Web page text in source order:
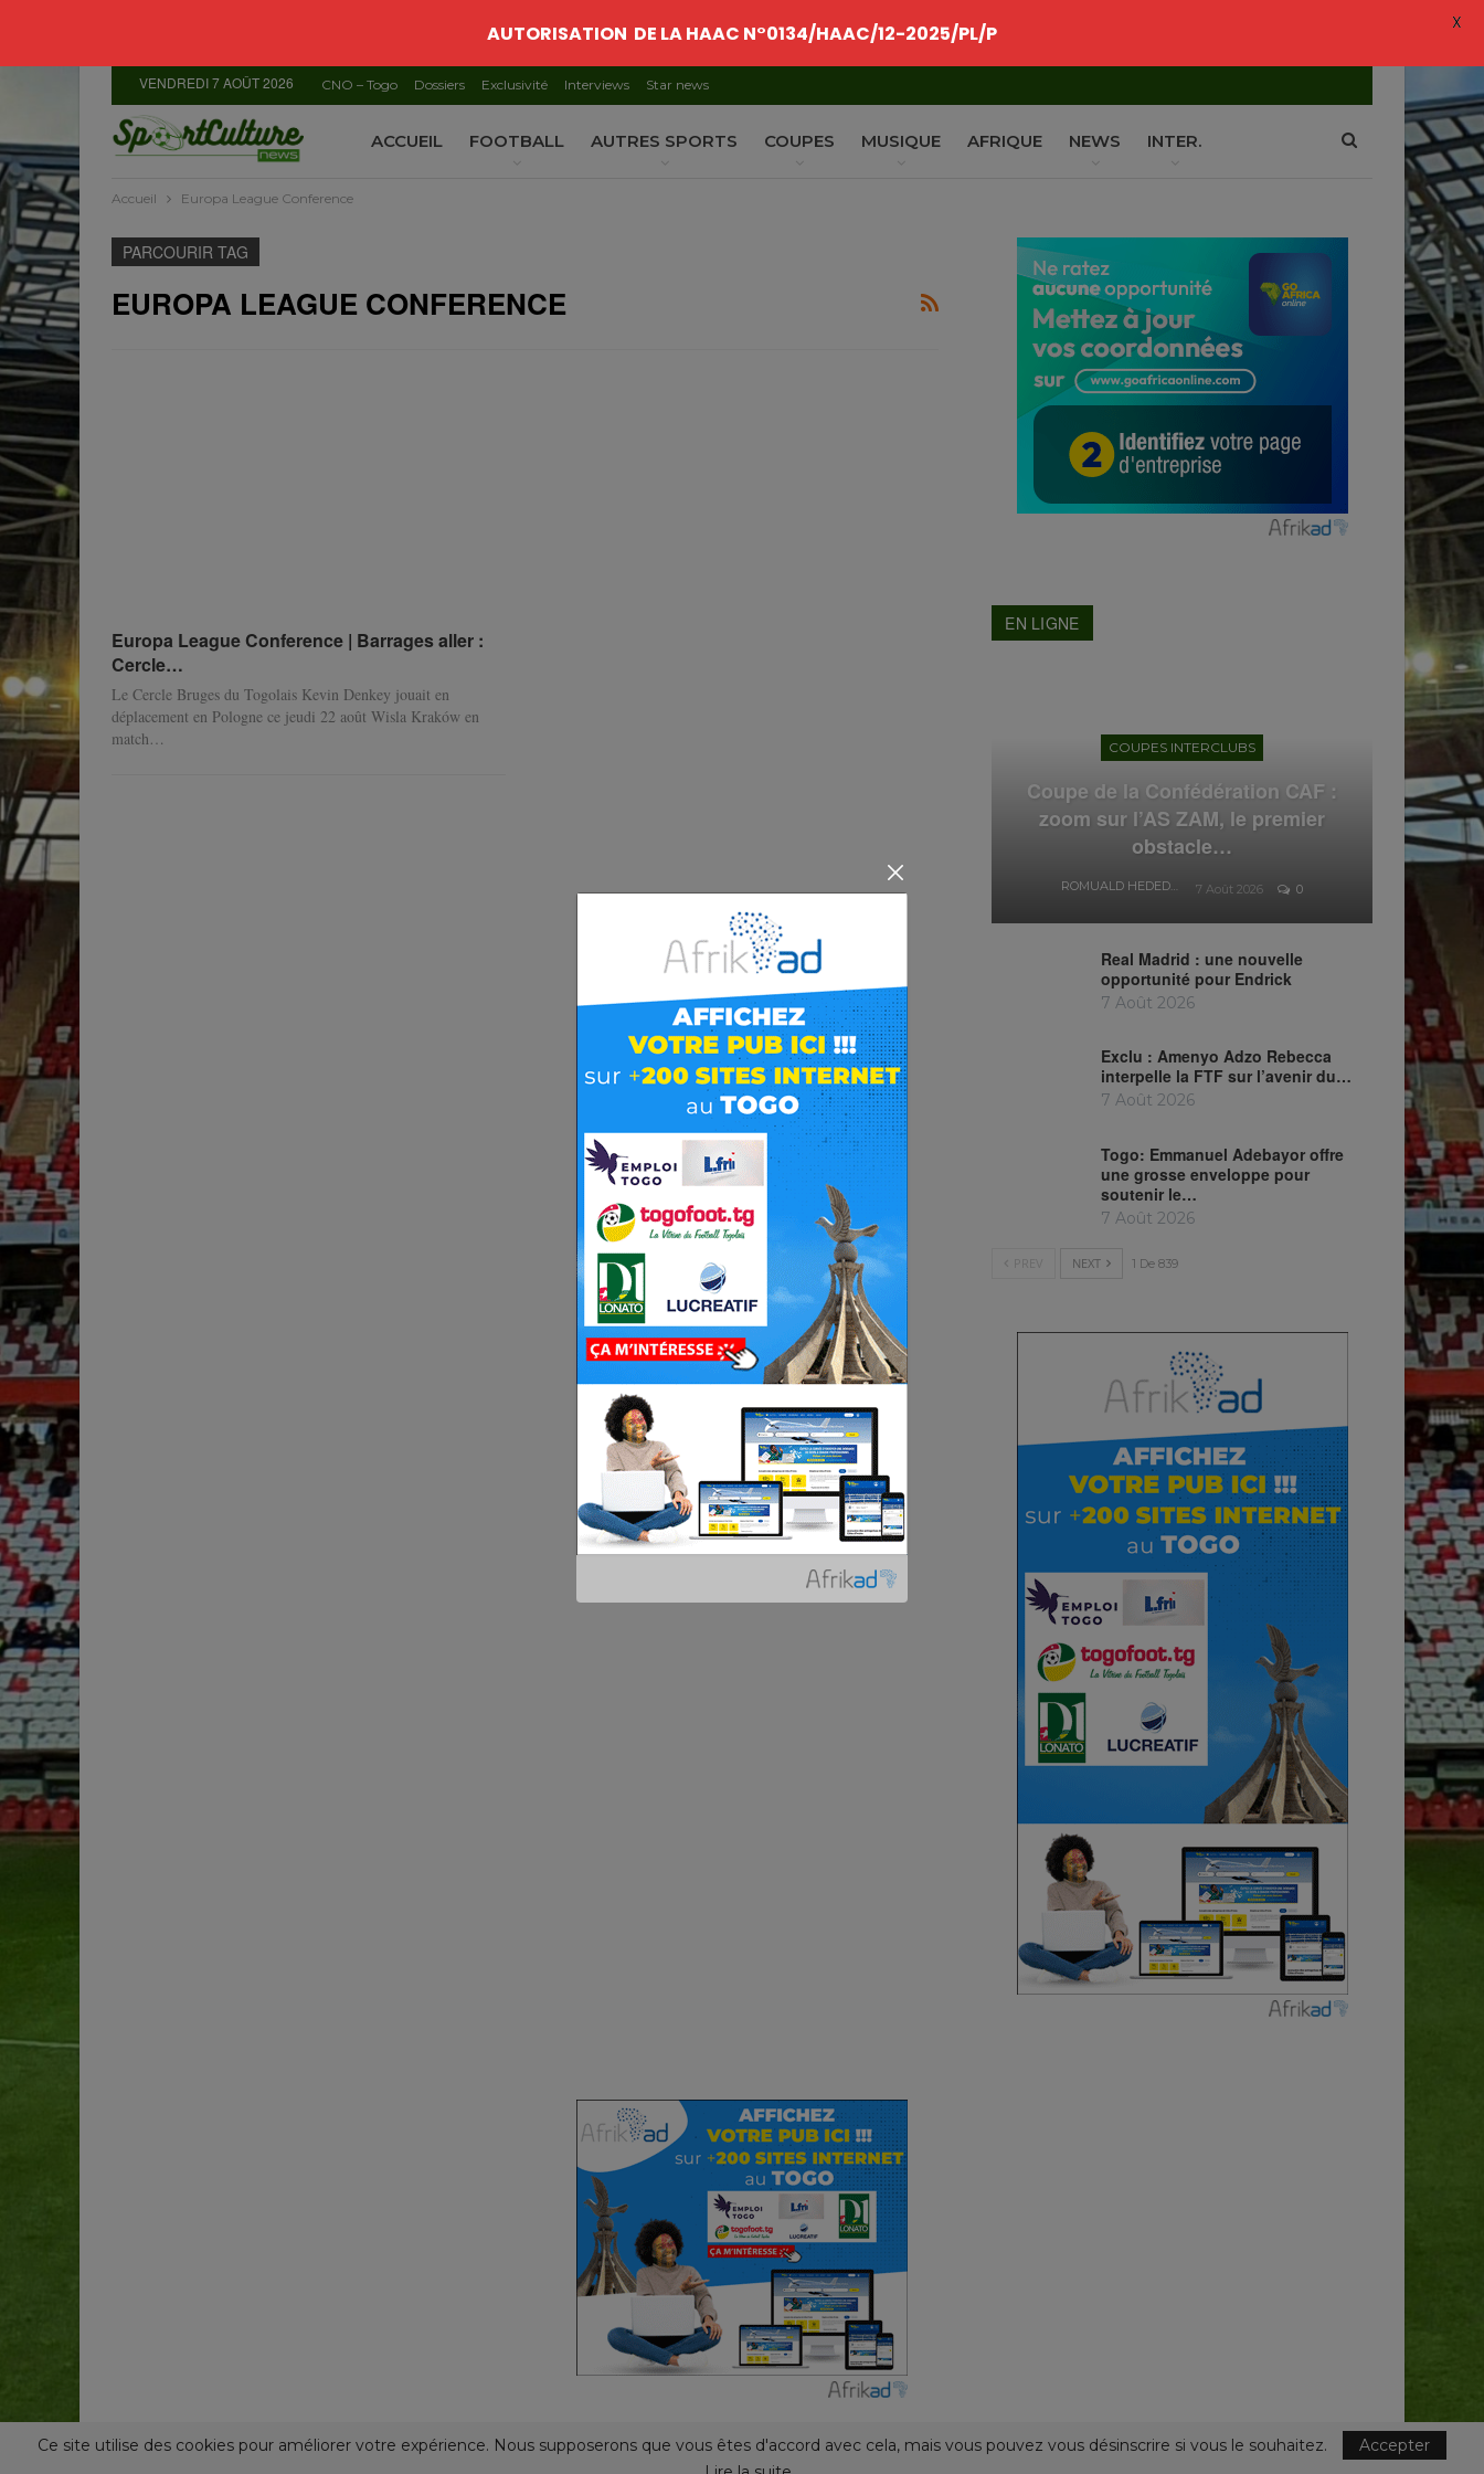
VENDREDI 7 AOÛT 2026 CNO – Togo Dossiers Exclusivité Interviews Star news
ACCUEIL FOOTBALL AUTRES SPORTS COUPES MUSIQUE AFRIQUE NEWS INTER.
Accueil Europa League Conference
PARCOURIR TAG
EUROPA LEAGUE CONFERENCE
Europa League Conference | Barrages aller :
Cercle…
Le Cercle Bruges du Togolais Kevin Denkey jouait en
déplacement en Pologne ce jeudi 22 août Wisla Kraków en
match…
EN LIGNE
COUPES INTERCLUBS
Coupe de la Confédération CAF :
zoom sur l’AS ZAM, le premier
obstacle…
7 Août 2026 0
Real Madrid : une nouvelle
opportunité pour Endrick
7 Août 2026
Exclu : Amenyo Adzo Rebecca
interpelle la FTF sur l’avenir du…
7 Août 2026
Togo: Emmanuel Adebayor offre
une grosse enveloppe pour
soutenir le…
7 Août 2026
NEXT 1 De 839
© 2024-2026 - SPORT CULTURE NEWS. Tous Droits Réservés.
Ce site utilise des cookies pour améliorer votre expérience. Nous supposerons que vous êtes d'accord avec cela, mais vous pouvez vous désinscrire si vous le souhaitez.
Accepter
AUTORISATION DE LA HAAC N°0134/HAAC/12-2025/PL/P X